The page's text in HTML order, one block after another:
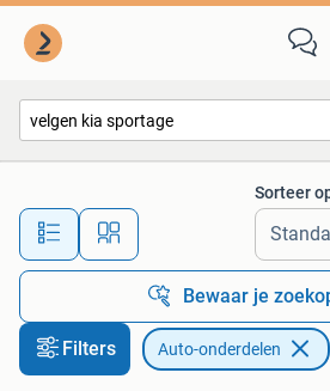
Alle afstanden…
Sorteer
Bewaar je
Filters Auto-onderdelen